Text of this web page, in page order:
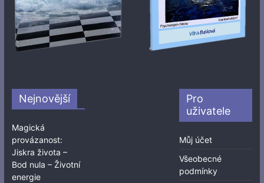
Nejnovější
Magická
provázanost:
Jiskra života –
Bod nula – Životní
energie
Pro
uživatele
Můj účet
Všeobecné
podmínky